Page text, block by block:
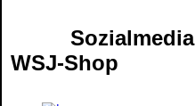
Sozialmedia
WSJ-Shop